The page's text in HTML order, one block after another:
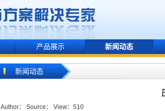
产品展示 新闻动态
新闻动态
Author： Source： View： 510